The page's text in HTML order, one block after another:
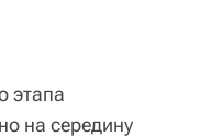
этапа
на середину